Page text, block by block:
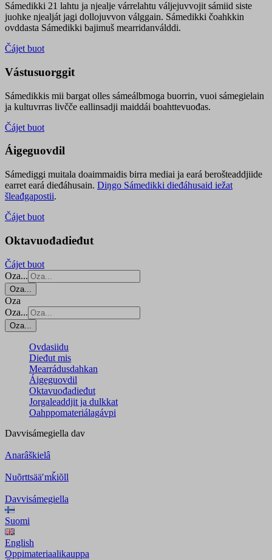
Sámedikki 21 lahtu ja njealje várrelahtu váljejuvvojit sámiid siste
juohke njealját jagi dollojuvvon válggain. Sámedikki čoahkkin
ovddasta Sámedikki bajimuš mearridanválddi.
Čájet buot
Vástusuorggit
Sámedikkis mii bargat olles sámeálbmoga buorrin, vuoi sámegielain
ja kultuvrras livčče eallinsadji maiddái boahttevuođas.
Čájet buot
Áigeguovdil
Sámediggi muitala doaimmaidis birra mediai ja eará berošteaddjiide
earret eará dieđáhusain. Diŋgo Sámedikki dieđáhusaid iežat
šleađgapostii.
Čájet buot
Oktavuođadieđut
Čájet buot
Oza...
Oza...
Oza
Oza...
Oza...
Ovdasiidu
Dieđut mis
Mearrádusdahkan
Áigeguovdil
Oktavuođadieđut
Jorgaleaddjit ja dulkkat
Oahppomateriálagávpi
Davvisámegiella dav
Anarâškielâ
Nuõrttsääʹmǩiõll
Davvisámegiella
Suomi
English
Oppimateriaalikauppa